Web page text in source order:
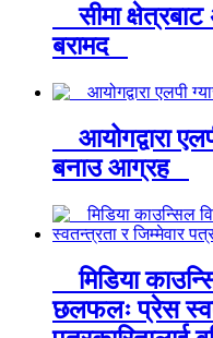
सीमा
बरामद
आयोगद्वारा
बनाउ आग्रह
मिडिया
छलफलः प्रेस